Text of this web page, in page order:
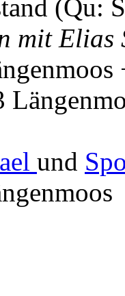
(Qu:
mit
und